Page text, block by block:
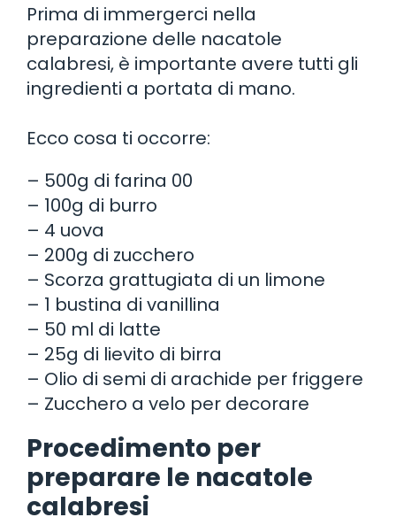
Prima di immergerci nella
preparazione delle nacatole
calabresi, è importante avere tutti gli
ingredienti a portata di mano.
Ecco cosa ti occorre:
– 500g di farina 00
– 100g di burro
– 4 uova
– 200g di zucchero
– Scorza grattugiata di un limone
– 1 bustina di vanillina
– 50 ml di latte
– 25g di lievito di birra
– Olio di semi di arachide per friggere
– Zucchero a velo per decorare
Procedimento per
preparare le nacatole
calabresi